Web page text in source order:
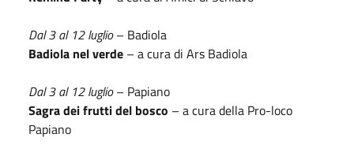
Dal 3 al 12 luglio– Badiola
Badiola nel verde – a cura di Ars Badiola
Dal 3 al 12 luglio– Papiano
Sagra dei frutti del bosco – a cura della Pro-loco
Papiano